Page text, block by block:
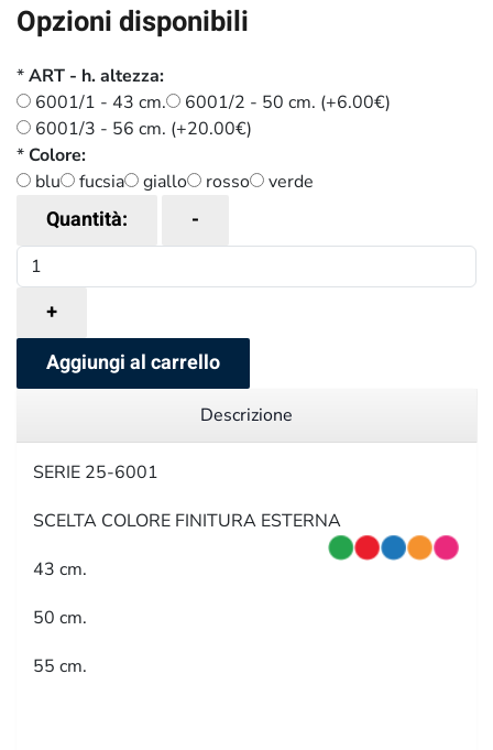
Opzioni disponibili
*ART - h. altezza:
6001/1 - 43 cm.
6001/2 - 50 cm. (+6.00‎€)
6001/3 - 56 cm. (+20.00‎€)
*Colore:
blu
fucsia giallo rosso verde
Quantità: -
+
Aggiungi al carrello
Descrizione
SERIE 25-6001
SCELTA COLORE FINITURA ESTERNA
43 cm.
50 cm.
55 cm.